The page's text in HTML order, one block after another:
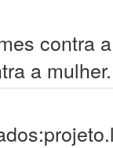
contra
a mulher.